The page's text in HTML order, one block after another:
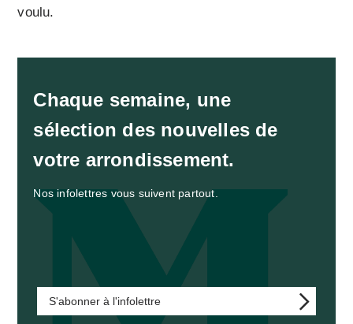
voulu.
Chaque semaine, une
sélection des nouvelles de
votre arrondissement.
Nos infolettres vous suivent partout.
S'abonner à l'infolettre